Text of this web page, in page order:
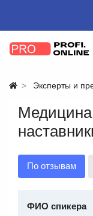
Эксперты и
Медицина
По отзывам
ФИО спикера